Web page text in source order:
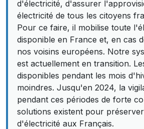
d'électricité, d'assurer
électricité de tous les citoyens
Pour ce faire, il mobilise toute
disponible en France et, en cas
nos voisins européens. Notre
est actuellement en transition.
disponibles pendant les mois
moindres. Jusqu'en 2024, la
pendant ces périodes de forte
solutions existent pour
d'électricité aux Français.